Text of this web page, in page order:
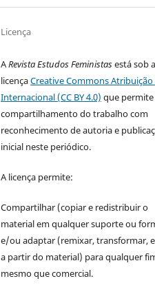
Licença
ARevista Estudos Feministasestá sob a
licençaCreative Commons Atribuição
Internacional (CC BY 4.0) que
compartilhamento do trabalho com
reconhecimento de autoria e
inicial neste periódico.
A licença permite:
Compartilhar (copiar e redistribuir o
material em qualquer suporte ou
e/ou adaptar (remixar, transformar,
a partir do material) para qualquer
mesmo que comercial.